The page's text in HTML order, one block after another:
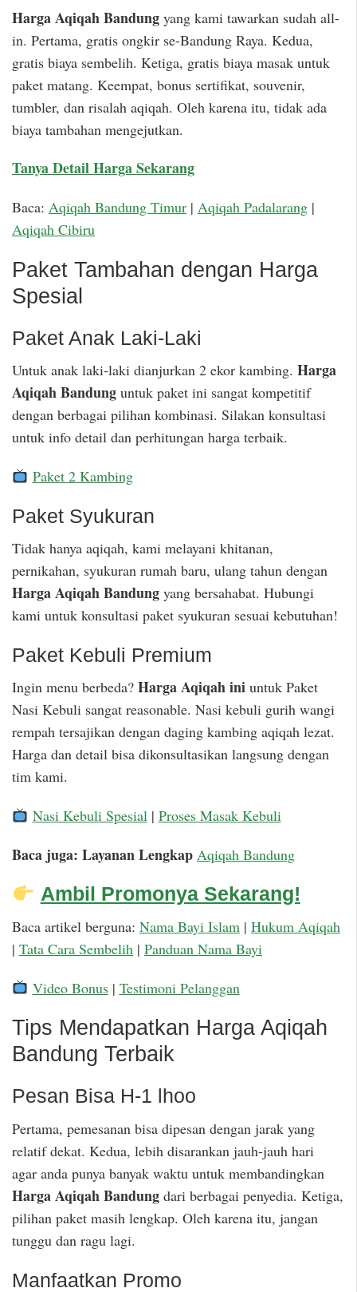
Harga Aqiqah Bandung yang kami tawarkan sudah all-
in. Pertama, gratis ongkir se-Bandung Raya. Kedua,
gratis biaya sembelih. Ketiga, gratis biaya masak untuk
paket matang. Keempat, bonus sertifikat, souvenir,
tumbler, dan risalah aqiqah. Oleh karena itu, tidak ada
biaya tambahan mengejutkan.
Tanya Detail Harga Sekarang
Baca: Aqiqah Bandung Timur | Aqiqah Padalarang |
Aqiqah Cibiru
Paket Tambahan dengan Harga
Spesial
Paket Anak Laki-Laki
Untuk anak laki-laki dianjurkan 2 ekor kambing. Harga
Aqiqah Bandung untuk paket ini sangat kompetitif
dengan berbagai pilihan kombinasi. Silakan konsultasi
untuk info detail dan perhitungan harga terbaik.
Paket 2 Kambing
Paket Syukuran
Tidak hanya aqiqah, kami melayani khitanan,
pernikahan, syukuran rumah baru, ulang tahun dengan
Harga Aqiqah Bandung yang bersahabat. Hubungi
kami untuk konsultasi paket syukuran sesuai kebutuhan!
Paket Kebuli Premium
Ingin menu berbeda? Harga Aqiqah ini untuk Paket
Nasi Kebuli sangat reasonable. Nasi kebuli gurih wangi
rempah tersajikan dengan daging kambing aqiqah lezat.
Harga dan detail bisa dikonsultasikan langsung dengan
tim kami.
Nasi Kebuli Spesial| Proses Masak Kebuli
Baca juga: Layanan Lengkap Aqiqah Bandung
Ambil Promonya Sekarang!
Baca artikel berguna: Nama Bayi Islam | Hukum Aqiqah
| Tata Cara Sembelih | Panduan Nama Bayi
Video Bonus| Testimoni Pelanggan
Tips Mendapatkan Harga Aqiqah
Bandung Terbaik
Pesan Bisa H-1 lhoo
Pertama, pemesanan bisa dipesan dengan jarak yang
relatif dekat. Kedua, lebih disarankan jauh-jauh hari
agar anda punya banyak waktu untuk membandingkan
Harga Aqiqah Bandung dari berbagai penyedia. Ketiga,
pilihan paket masih lengkap. Oleh karena itu, jangan
tunggu dan ragu lagi.
Manfaatkan Promo